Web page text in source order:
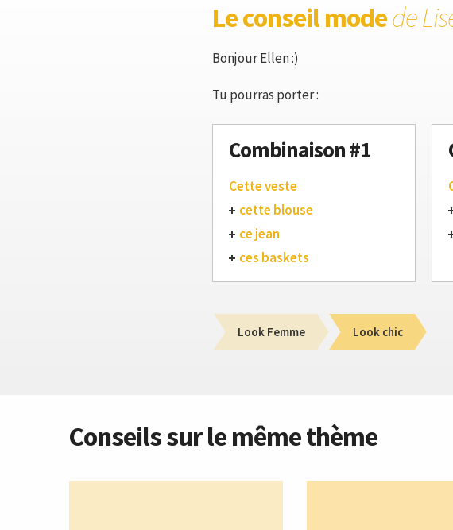
Le conseil modede
Bonjour Ellen :)
Tu pourras porter :
Combinaison #1
Cette veste
cette blouse
ce jean
ces baskets
Look Femme Look chic
Conseils sur le même thème